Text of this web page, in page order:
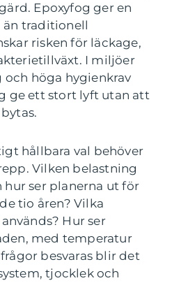
Epoxyfog ger en
än traditionell
risken för läckage,
I miljöer
höga hygienkrav
ge ett stort lyft utan att
hållbara val behöver
Vilken belastning
hur ser planerna ut för
tio åren? Vilka
Hur ser
med temperatur
besvaras blir det
tjocklek och